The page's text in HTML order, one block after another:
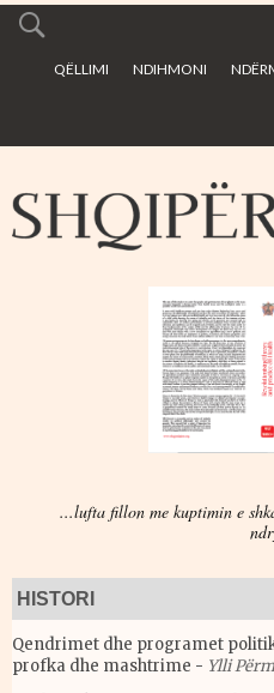
main
QËLLIMI NDIHMONI
...lufta fillon me kuptimin e
Qendrimet dhe programet
profka dhe mashtrime - Ylli